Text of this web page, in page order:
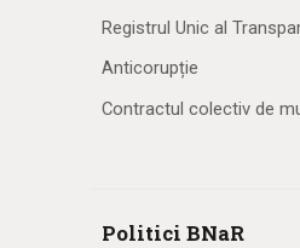
Registrul Unic al
Anticorupție
Contractul colectiv de
Politici BNaR